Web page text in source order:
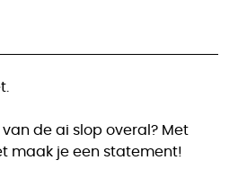
de ai slop overal? Met
maak je een statement!